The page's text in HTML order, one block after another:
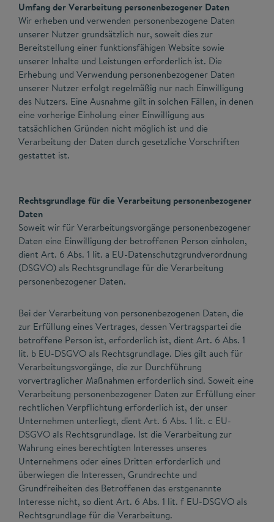
Umfang der Verarbeitung personenbezogener Daten
Wir erheben und verwenden personenbezogene Daten
unserer Nutzer grundsätzlich nur, soweit dies zur
Bereitstellung einer funktionsfähigen Website sowie
unserer Inhalte und Leistungen erforderlich ist. Die
Erhebung und Verwendung personenbezogener Daten
unserer Nutzer erfolgt regelmäßig nur nach Einwilligung
des Nutzers. Eine Ausnahme gilt in solchen Fällen, in denen
eine vorherige Einholung einer Einwilligung aus
tatsächlichen Gründen nicht möglich ist und die
Verarbeitung der Daten durch gesetzliche Vorschriften
gestattet ist.
Rechtsgrundlage für die Verarbeitung personenbezogener
Daten
Soweit wir für Verarbeitungsvorgänge personenbezogener
Daten eine Einwilligung der betroffenen Person einholen,
dient Art. 6 Abs. 1 lit. a EU-Datenschutzgrundverordnung
(DSGVO) als Rechtsgrundlage für die Verarbeitung
personenbezogener Daten.
Bei der Verarbeitung von personenbezogenen Daten, die
zur Erfüllung eines Vertrages, dessen Vertragspartei die
betroffene Person ist, erforderlich ist, dient Art. 6 Abs. 1
lit. b EU-DSGVO als Rechtsgrundlage. Dies gilt auch für
Verarbeitungsvorgänge, die zur Durchführung
vorvertraglicher Maßnahmen erforderlich sind. Soweit eine
Verarbeitung personenbezogener Daten zur Erfüllung einer
rechtlichen Verpflichtung erforderlich ist, der unser
Unternehmen unterliegt, dient Art. 6 Abs. 1 lit. c EU-
DSGVO als Rechtsgrundlage. Ist die Verarbeitung zur
Wahrung eines berechtigten Interesses unseres
Unternehmens oder eines Dritten erforderlich und
überwiegen die Interessen, Grundrechte und
Grundfreiheiten des Betroffenen das erstgenannte
Interesse nicht, so dient Art. 6 Abs. 1 lit. f EU-DSGVO als
Rechtsgrundlage für die Verarbeitung.